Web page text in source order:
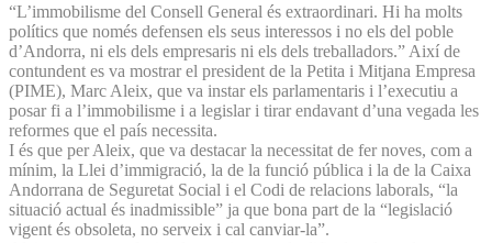
“L’immobilisme del Consell General és extraordinari. Hi ha molts
polítics que només defensen els seus interessos i no els del poble
d’Andorra, ni els dels empresaris ni els dels treballadors.” Així de
contundent es va mostrar el president de la Petita i Mitjana Empresa
(PIME), Marc Aleix, que va instar els parlamentaris i l’executiu a
posar fi a l’immobilisme i a legislar i tirar endavant d’una vegada les
reformes que el país necessita.
I és que per Aleix, que va destacar la necessitat de fer noves, com a
mínim, la Llei d’immigració, la de la funció pública i la de la Caixa
Andorrana de Seguretat Social i el Codi de relacions laborals, “la
situació actual és inadmissible” ja que bona part de la “legislació
vigent és obsoleta, no serveix i cal canviar-la”.